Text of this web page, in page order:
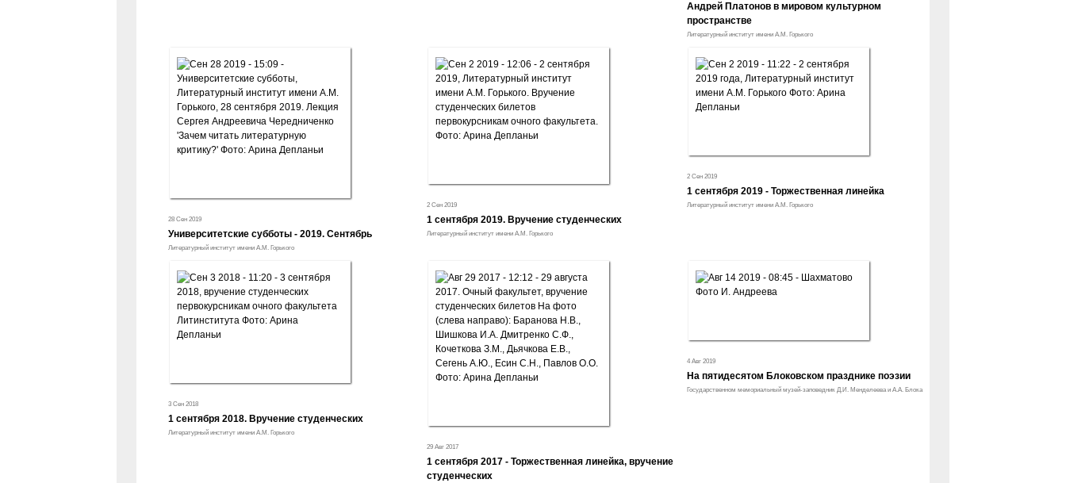
Андрей Платонов в мировом культурном
пространстве
Литературный институт имени А.М. Горького
28 Сен 2019
Университетские субботы - 2019. Сентябрь
Литературный институт имени А.М. Горького
2 Сен 2019
1 сентября 2019. Вручение студенческих
Литературный институт имени А.М. Горького
2 Сен 2019
1 сентября 2019 - Торжественная линейка
Литературный институт имени А.М. Горького
3 Сен 2018
1 сентября 2018. Вручение студенческих
Литературный институт имени А.М. Горького
29 Авг 2017
1 сентября 2017 - Торжественная линейка, вручение
студенческих
4 Авг 2019
На пятидесятом Блоковском празднике поэзии
Государственном мемориальный музей-заповедник Д.И. Менделеева и А.А. Блока